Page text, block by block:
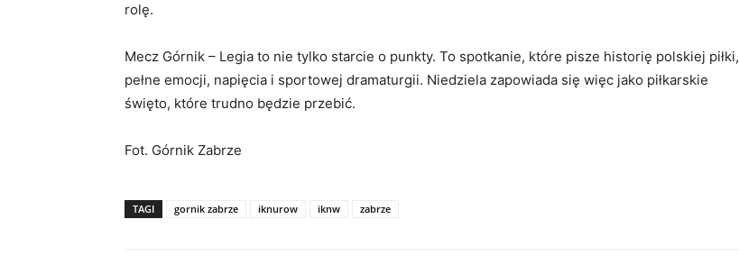
rolę.
Mecz Górnik – Legia to nie tylko starcie o punkty. To spotkanie, które pisze historię polskiej piłki,
pełne emocji, napięcia i sportowej dramaturgii. Niedziela zapowiada się więc jako piłkarskie
święto, które trudno będzie przebić.
Fot. Górnik Zabrze
TAGI gornik zabrze iknurow iknw zabrze